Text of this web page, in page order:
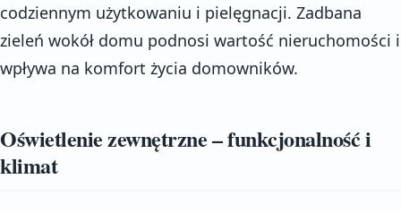
codziennym użytkowaniu i pielęgnacji. Zadbana
zieleń wokół domu podnosi wartość nieruchomości i
wpływa na komfort życia domowników.
Oświetlenie zewnętrzne – funkcjonalność i
klimat